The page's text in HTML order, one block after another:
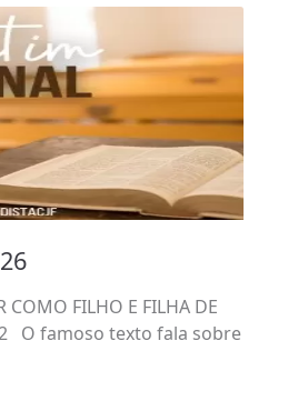
COMO FILHO E FILHA DE
O famoso texto fala sobre